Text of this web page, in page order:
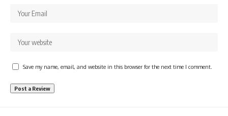
Save my name, email, and website in this browser for the next time I comment.